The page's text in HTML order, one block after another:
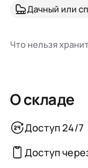
Дачный или
Что нельзя
О складе
Доступ 24/7
Доступ